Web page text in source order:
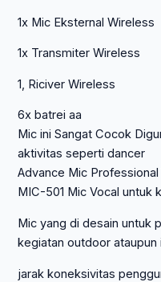
1x Mic Eksternal Wireless
1x Transmiter Wireless
1, Riciver Wireless
6x batrei aa
Mic ini Sangat Cocok
aktivitas seperti dancer
Advance Mic
MIC-501 Mic Vocal untuk
Mic yang di desain untuk
kegiatan outdoor ataupun
jarak koneksivitas